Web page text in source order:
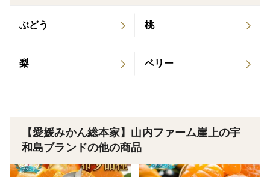
ラ）の爽やかで気高い香りが整った
名門同士の血統が交わり、偶然ではなく必然として完成
直後に、ふわっと立ち上がるオレンジ由来の香り。
甘さだけに寄らず、香りで余韻を支配する。 それはま
ぶどう 桃
梨 ベリー
【愛媛みかん総本家】山内ファーム崖上の宇
和島ブランドの他の商品